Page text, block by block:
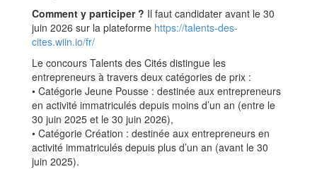
Comment y participer ? Il faut candidater avant le 30
juin 2026 sur la plateforme https://talents-des-
cites.wiin.io/fr/
Le concours Talents des Cités distingue les
entrepreneurs à travers deux catégories de prix :
• Catégorie Jeune Pousse : destinée aux entrepreneurs
en activité immatriculés depuis moins d’un an (entre le
30 juin 2025 et le 30 juin 2026),
• Catégorie Création : destinée aux entrepreneurs en
activité immatriculés depuis plus d’un an (avant le 30
juin 2025).